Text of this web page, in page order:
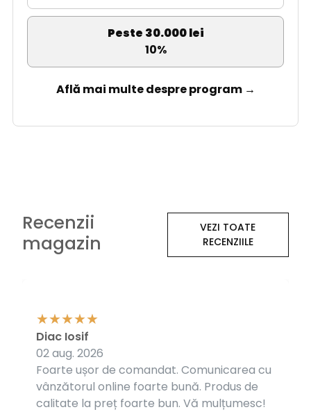
Peste 30.000 lei
10%
Află mai multe despre program →
Recenzii
magazin
VEZI TOATE
RECENZIILE
Foarte ușor de comandat. Comunicarea cu
vânzătorul online foarte bună. Produs de
calitate la preț foarte bun. Vă mulțumesc!
Diac Iosif
02 aug. 2026